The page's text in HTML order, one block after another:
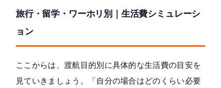
旅行・留学・ワーホリ別｜生活費シミュレーシ
ョン
ここからは、渡航目的別に具体的な生活費の目安を
見ていきましょう。「自分の場合はどのくらい必要